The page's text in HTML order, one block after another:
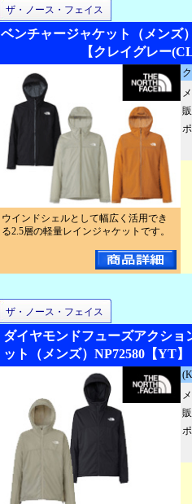
ザ・ノース・フェイス
ベンチャージャケット（メンズ
【クレイグレー
ウインドシェルとして幅広く活用でき
る2.5層の軽量レインジャケットです。
ザ・ノース・フェイス
ダイヤモンドフューズアクショ
ット（メンズ）NP72580【YT